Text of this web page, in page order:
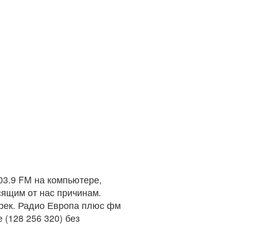
FM на компьютере,
от нас причинам.
Радио Европа плюс фм
(128 256 320) без